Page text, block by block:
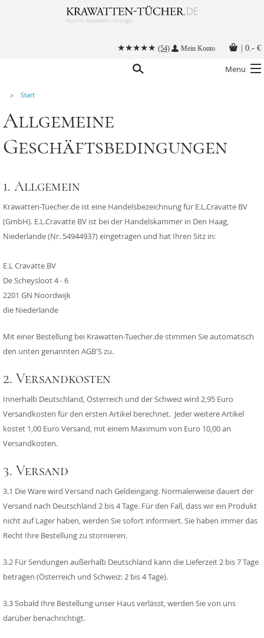
(54) Mein Konto 0.- €
Menu
Alle Accessoires
Stoffmasken
Krawatte binden
Anleitungen
Kontakt
Start
Allgemeine
Geschäftsbedingungen
1. Allgemein
Krawatten-Tuecher.de ist eine Handelsbezeichnung für E.L.Cravatte BV
(GmbH). E.L.Cravatte BV ist bei der Handelskammer in Den Haag,
Niederlande (Nr. 54944937) eingetragen und hat Ihren Sitz in:
E.L Cravatte BV
De Scheysloot 4 - 6
2201 GN Noordwijk
die Niederlande
Mit einer Bestellung bei Krawatten-Tuecher.de stimmen Sie automatisch
den unten genannten AGB'S zu.
2. Versandkosten
Innerhalb Deutschland, Österreich und der Schweiz wird 2,95 Euro
Versandkosten für den ersten Artikel berechnet. Jeder weitere Artikel
kostet 1,00 Euro Versand, mit einem Maximum von Euro 10,00 an
Versandkosten.
3. Versand
3.1 Die Ware wird Versand nach Geldeingang. Normalerweise dauert der
Versand nach Deutschland 2 bis 4 Tage. Für den Fall, dass wir ein Produkt
nicht auf Lager haben, werden Sie sofort informiert. Sie haben immer das
Recht Ihre Bestellung zu stornieren.
3.2 Für Sendungen außerhalb Deutschland kann die Lieferzeit 2 bis 7 Tage
betragen (Österreich und Schweiz: 2 bis 4 Tage).
3.3 Sobald Ihre Bestellung unser Haus verlässt, werden Sie von uns
darüber benachrichtigt.